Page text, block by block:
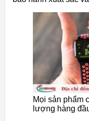
Mọi sản phẩm
lượng hàng